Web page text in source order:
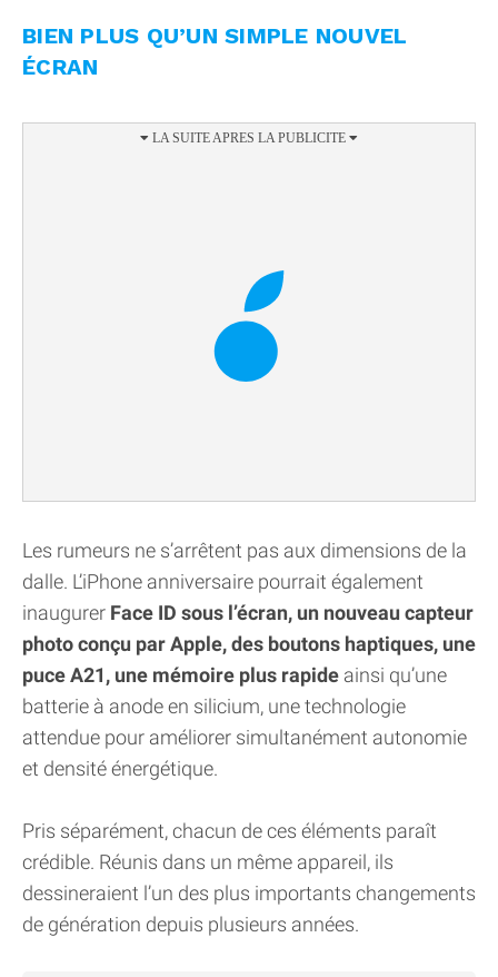
BIEN PLUS QU’UN SIMPLE NOUVEL
ÉCRAN
Les rumeurs ne s’arrêtent pas aux dimensions de la
dalle. L’iPhone anniversaire pourrait également
inaugurer Face ID sous l’écran, un nouveau capteur
photo conçu par Apple, des boutons haptiques, une
puce A21, une mémoire plus rapide ainsi qu’une
batterie à anode en silicium, une technologie
attendue pour améliorer simultanément autonomie
et densité énergétique.
Pris séparément, chacun de ces éléments paraît
crédible. Réunis dans un même appareil, ils
dessineraient l’un des plus importants changements
de génération depuis plusieurs années.